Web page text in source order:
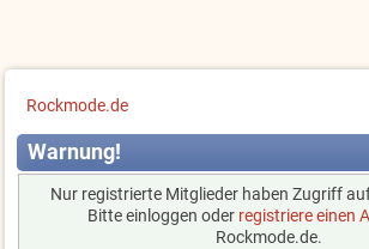
Rockmode.de
Warnung!
Nur registrierte Mitglieder haben Zugriff
Bitte einloggen oder registriere einen
Rockmode.de.